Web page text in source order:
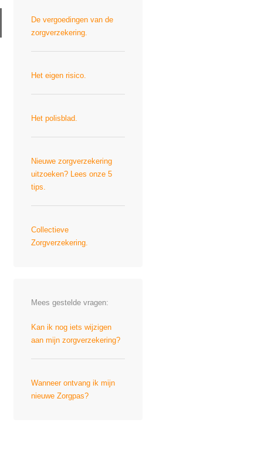
De vergoedingen van de
zorgverzekering.
Het eigen risico.
Het polisblad.
Nieuwe zorgverzekering
uitzoeken? Lees onze 5
tips.
Collectieve
Zorgverzekering.
Mees gestelde vragen:
Kan ik nog iets wijzigen
aan mijn zorgverzekering?
Wanneer ontvang ik mijn
nieuwe Zorgpas?